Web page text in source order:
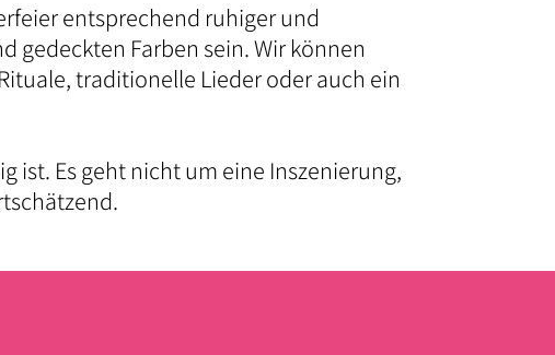
entsprechend ruhiger und
gedeckten Farben sein. Wir können
traditionelle Lieder oder auch ein
ist. Es geht nicht um eine Inszenierung,